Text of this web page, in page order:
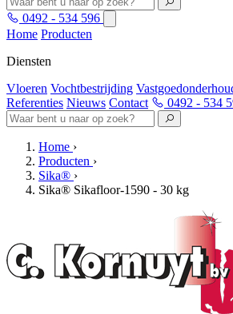
0492 - 534 596
Home Producten
Diensten
Vloeren Vochtbestrijding
Referenties Nieuws Contact 0492 - 534
Home ›
Producten ›
Sika® ›
Sika® Sikafloor-1590 - 30 kg